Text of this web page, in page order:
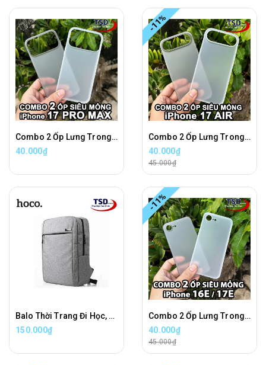
Combo 2 Ốp Lưng Trong Nhám Unibody iPhone 17 PRO MAX Siêu Mỏng
40.000₫
-11%
Combo 2 Ốp Lưng Trong Nhám Unibody iPhone 17 AIR Siêu Mỏng
40.000₫
45.000₫
Balo Thời Trang Đi Học, Đi Làm, Có Ngăn Đựng Laptop Chính Hãng Hoco
150.000₫
-11%
Combo 2 Ốp Lưng Trong Nhám Unibody iPhone 16E / 17E Siêu Mỏng
40.000₫
45.000₫